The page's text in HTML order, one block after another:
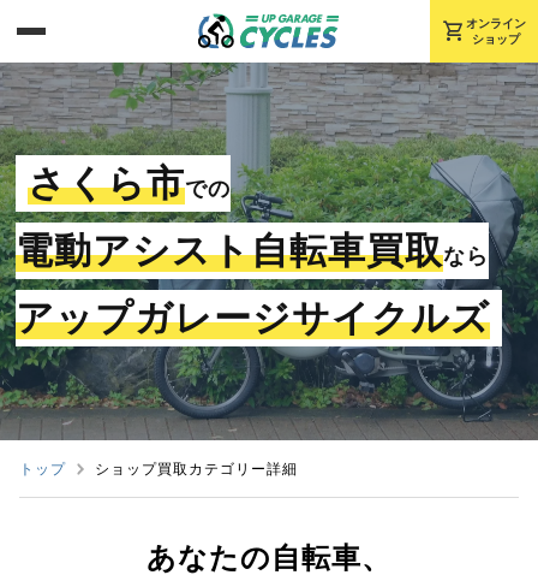
shopping_cart オンライン
ショップ
さくら市での
電動アシスト自転車買取なら
アップガレージサイクルズ
トップ ショップ買取カテゴリー詳細
あなたの自転車、